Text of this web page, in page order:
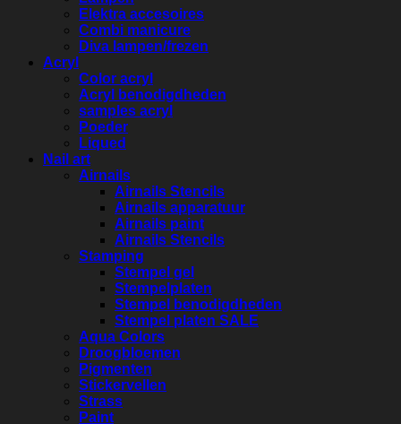
Elektra accesoires
Combi manicure
Diva lampen/frezen
Acryl
Color acryl
Acryl benodigdheden
samples acryl
Poeder
Liqued
Nail art
Airnails
Airnails Stencils
Airnails apparatuur
Airnails paint
Airnails Stencils
Stamping
Stempel gel
Stempelplaten
Stempel benodigdheden
Stempel platen SALE
Aqua Colors
Droogbloemen
Pigmenten
Stickervellen
Strass
Paint